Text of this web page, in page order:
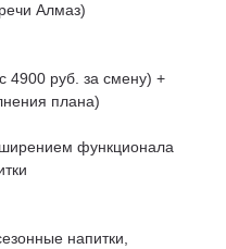
Алмаз)
4900 руб. за смену) +
плана)
функционала
напитки,